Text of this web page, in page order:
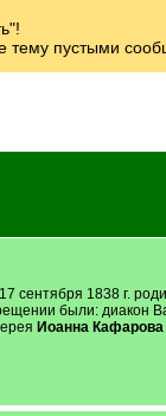
тему пустыми
сентября 1838 г.
были: диакон
Иоанна Кафарова